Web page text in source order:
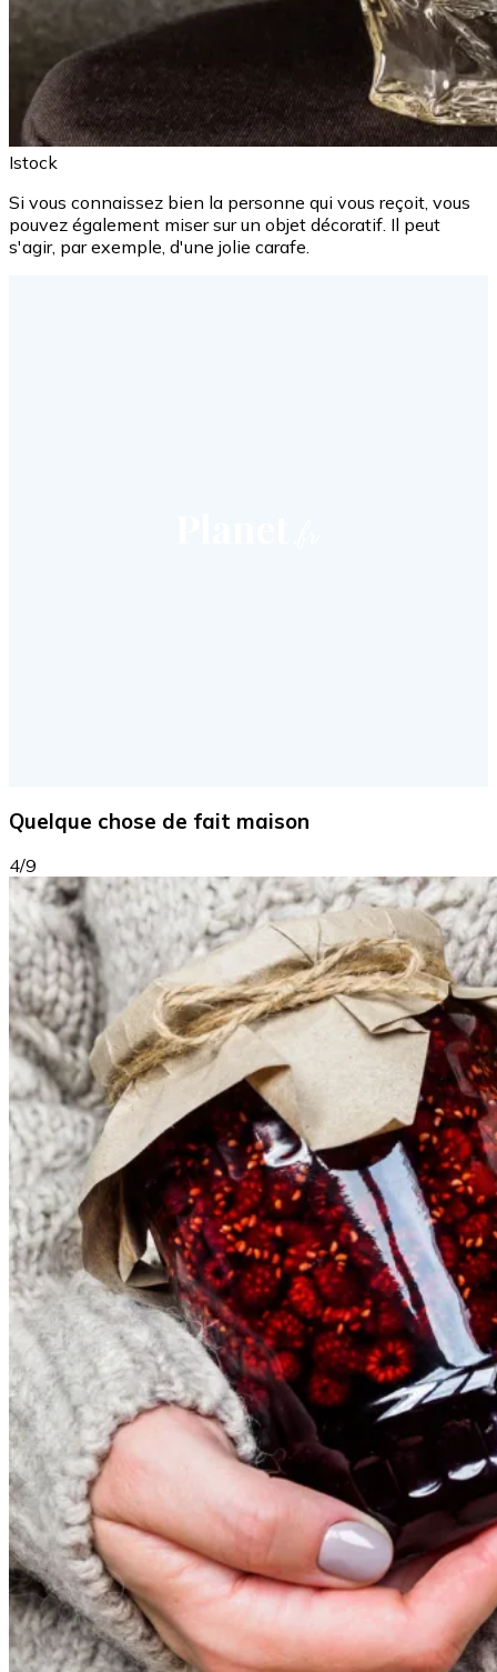
Istock
Si vous connaissez bien la personne qui vous reçoit, vous
pouvez également miser sur un objet décoratif. Il peut
s'agir, par exemple, d'une jolie carafe.
Quelque chose de fait maison
4/9